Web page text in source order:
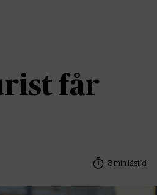
får
3 min lästid